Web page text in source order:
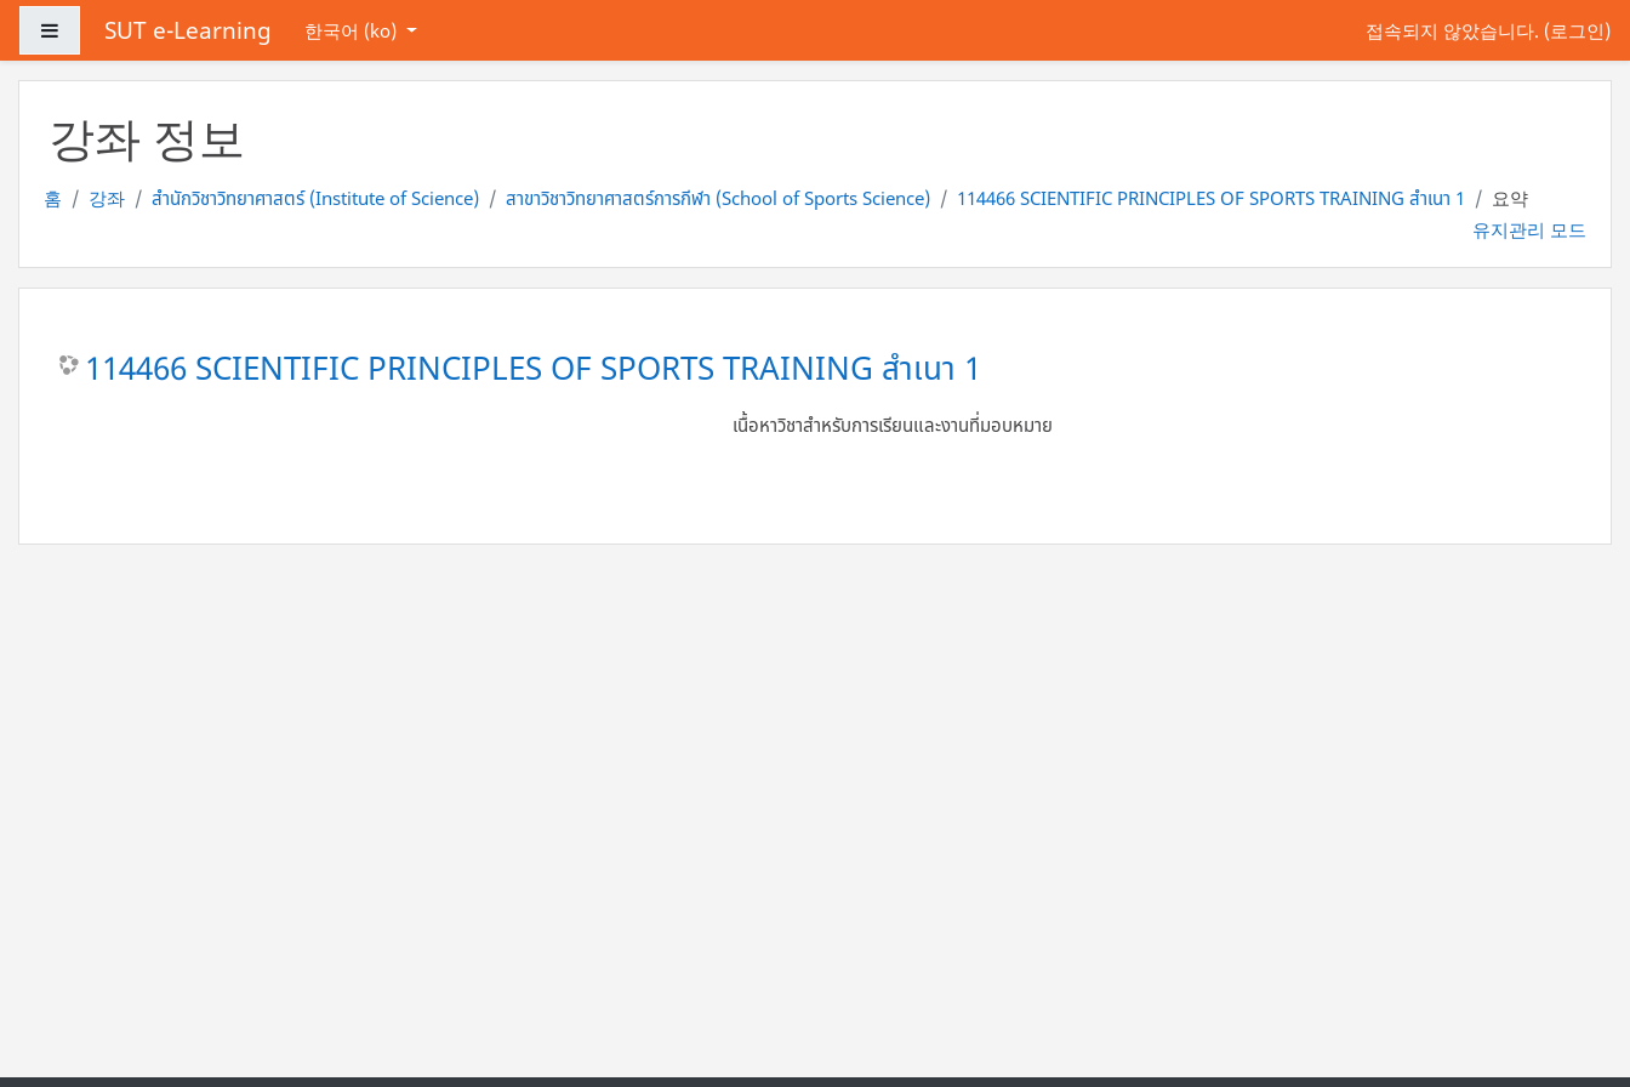
메인 콘텐츠로 건너뛰기
측면 패널SUT e-Learning 한국어 ‎(ko)‎ 접속되지 않았습니다. (로그인)
강좌 정보
홈 강좌 สำนักวิชาวิทยาศาสตร์ (Institute of Science) สาขาวิชาวิทยาศาสตร์การกีฬา (School of Sports Science) 114466 SCIENTIFIC PRINCIPLES OF SPORTS TRAINING สำเนา 1
요약
유지관리 모드
114466 SCIENTIFIC PRINCIPLES OF SPORTS TRAINING สำเนา 1
เนื้อหาวิชาสำหรับการเรียนและงานที่มอบหมาย